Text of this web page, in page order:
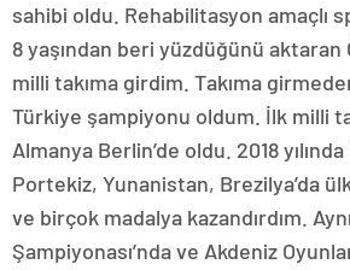
sahibi oldu. Rehabilitasyon amaçlı
8 yaşından beri yüzdüğünü aktaran
milli takıma girdim. Takıma
Türkiye şampiyonu oldum. İlk milli
Almanya Berlin’de oldu. 2018
Portekiz, Yunanistan, Brezilya’da
ve birçok madalya kazandırdım.
Şampiyonası’nda ve Akdeniz